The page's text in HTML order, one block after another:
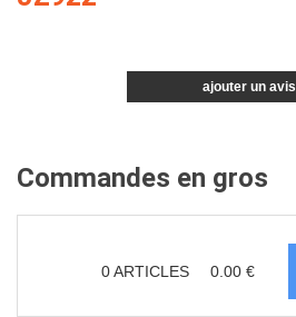
ajouter un avis
Commandes en gros
0ARTICLES 0.00 €